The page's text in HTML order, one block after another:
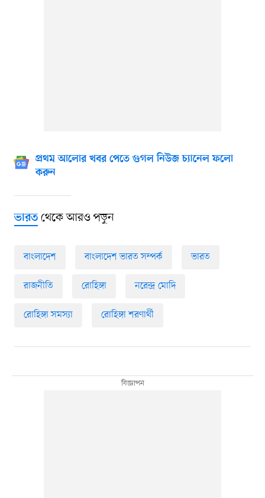
প্রথম আলোর খবর পেতে গুগল নিউজ চ্যানেল ফলো
করুন
ভারতথেকে আরও পড়ুন
বাংলাদেশ বাংলাদেশ ভারত সম্পর্ক ভারত
রাজনীতি রোহিঙ্গা নরেন্দ্র মোদি
রোহিঙ্গা সমস্যা রোহিঙ্গা শরণার্থী